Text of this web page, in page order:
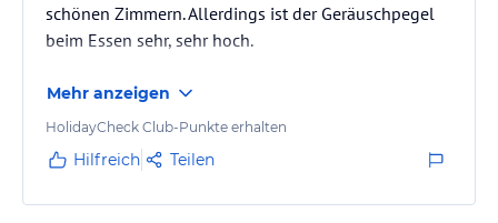
schönen Zimmern. Allerdings ist der Geräuschpegel
beim Essen sehr, sehr hoch.
Mehr anzeigen
HolidayCheck Club-Punkte erhalten
Hilfreich Teilen